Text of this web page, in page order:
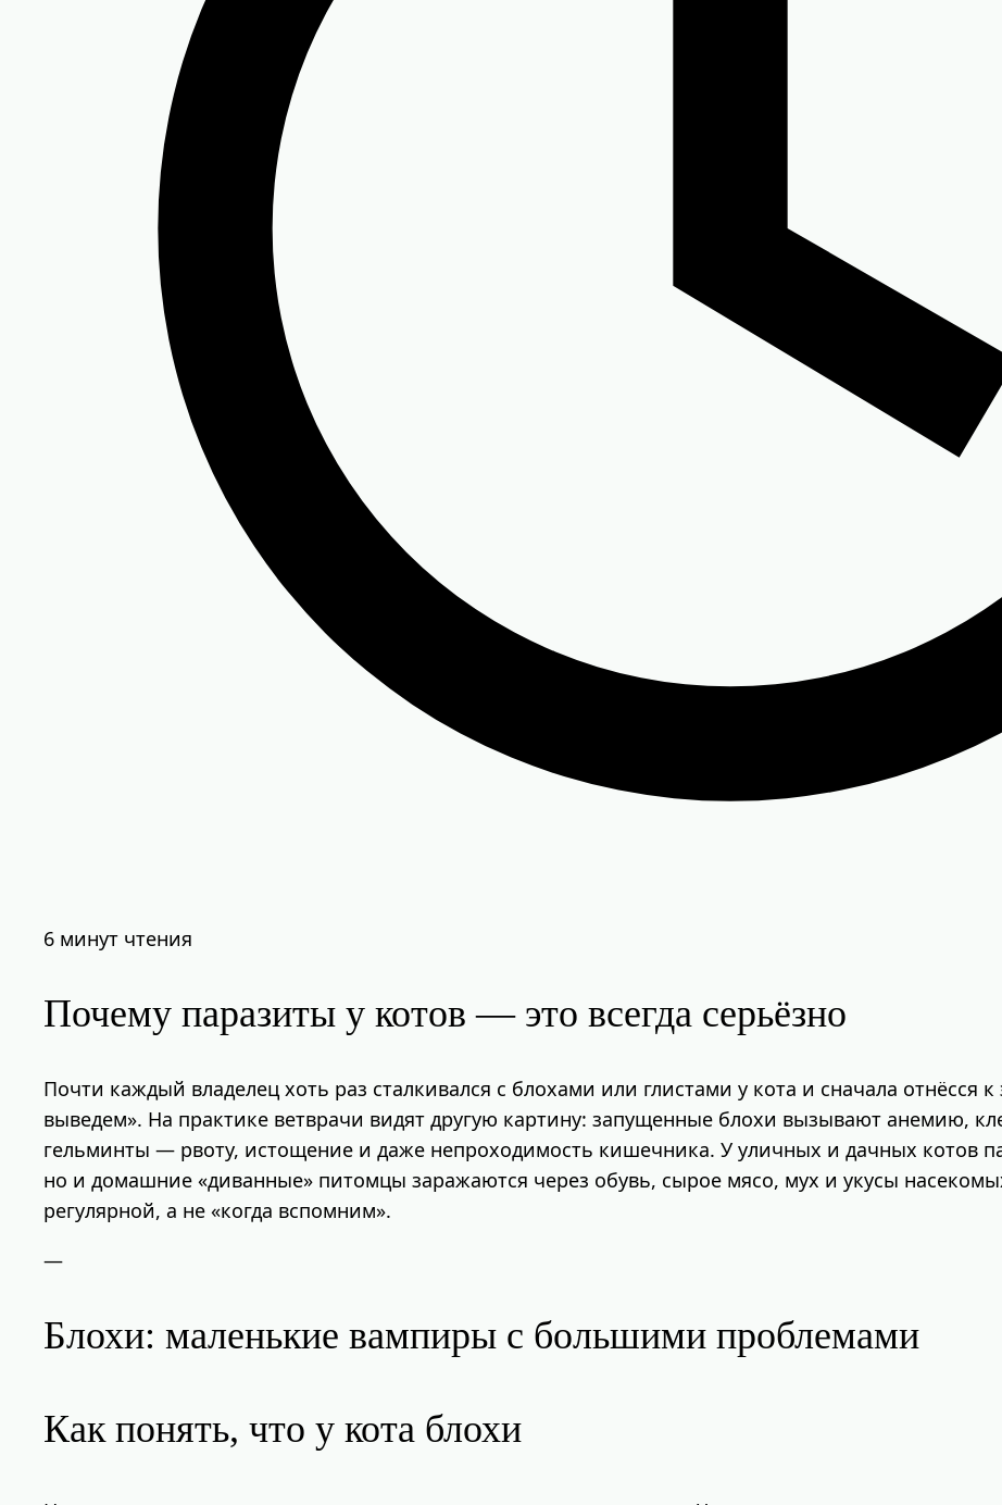
6 минут чтения
Почему паразиты у котов — это всегда серьёзно
Почти каждый владелец хоть раз сталкивался с блохами или глистами у кота и сначала отнёсся
выведем». На практике ветврачи видят другую картину: запущенные блохи вызывают анемию,
гельминты — рвоту, истощение и даже непроходимость кишечника. У уличных и дачных котов
но и домашние «диванные» питомцы заражаются через обувь, сырое мясо, мух и укусы
регулярной, а не «когда вспомним».
—
Блохи: маленькие вампиры с большими проблемами
Как понять, что у кота блохи